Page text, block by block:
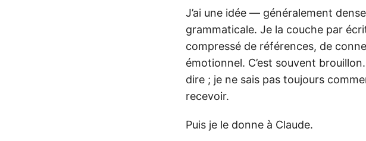
J’ai une idée — généralement
grammaticale. Je la couche par
compressé de références, de
émotionnel. C’est souvent
dire ; je ne sais pas toujours
recevoir.
Puis je le donne à Claude.